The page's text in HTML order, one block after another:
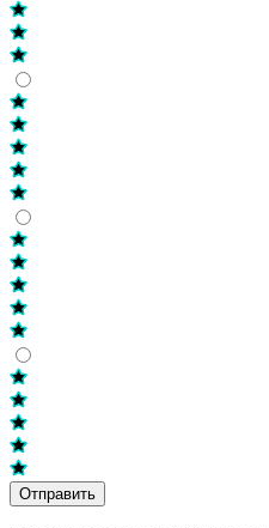
Отправить